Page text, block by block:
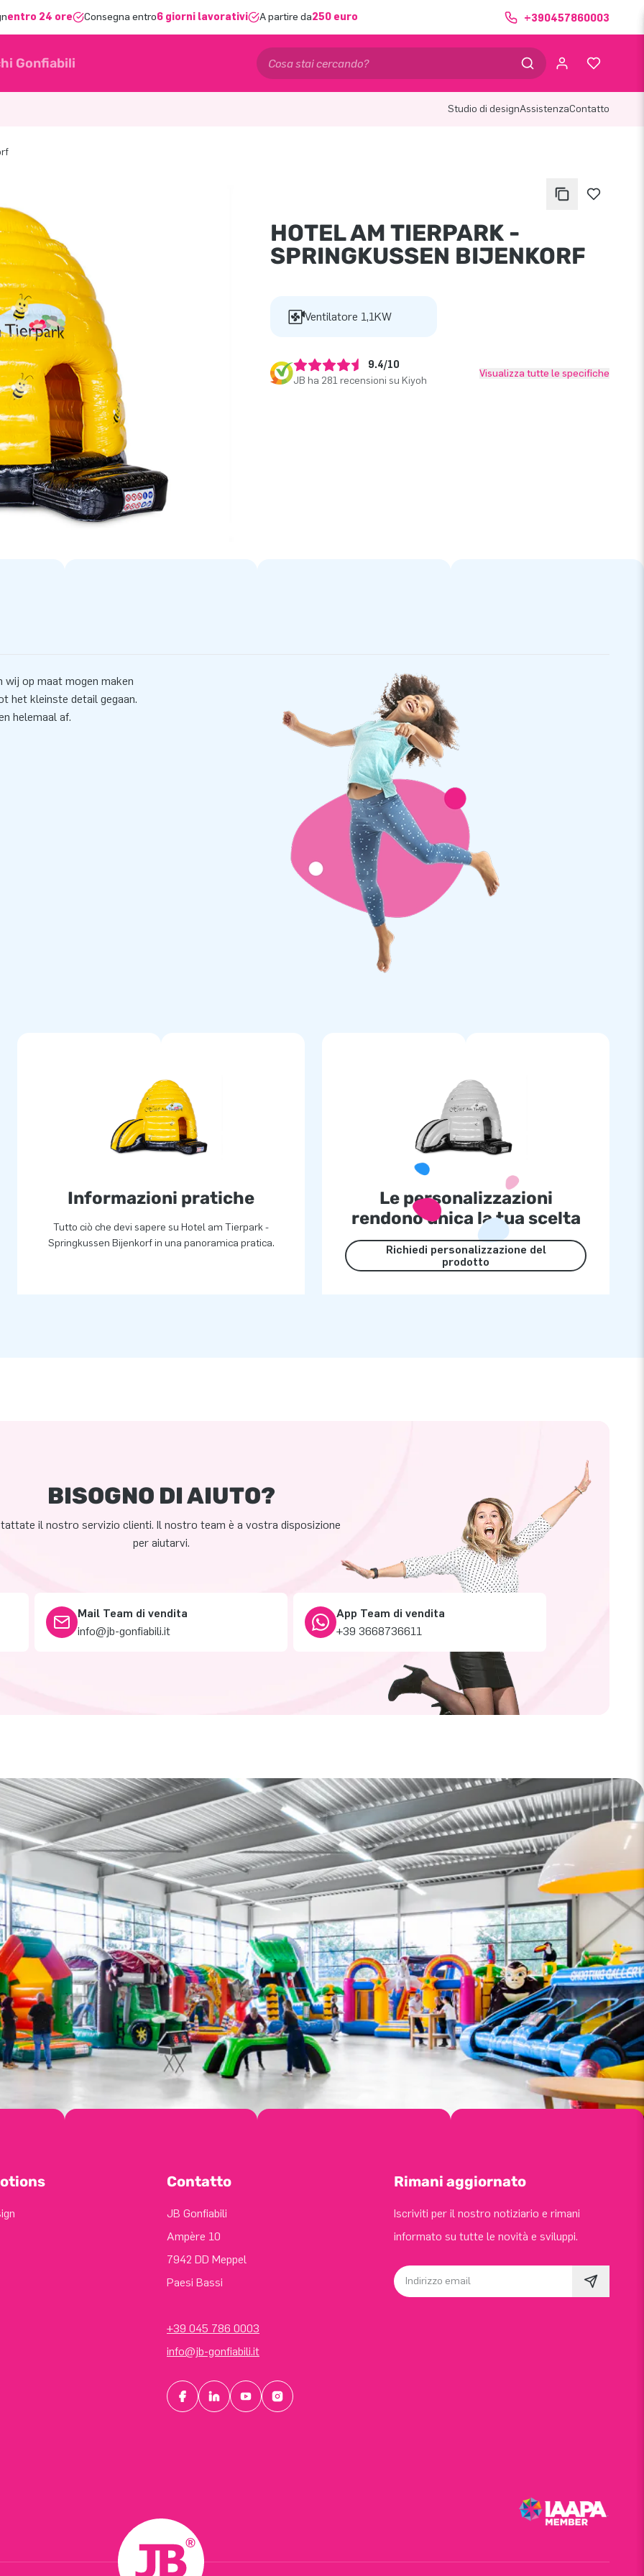
entro 24 ore Consegna entro6 giorni lavorativi A partire da250 euro +390457860003
Gonfiabili
Studio di designAssistenzaContatto
HOTEL AM TIERPARK -
SPRINGKUSSEN BIJENKORF
Ventilatore 1,1KW
9.4/10
JB ha 281 recensioni su Kiyoh
Visualizza tutte le specifiche
wij op maat mogen maken
het kleinste detail gegaan.
helemaal af.
Informazioni pratiche
Tutto ciò che devi sapere su Hotel am Tierpark -
Springkussen Bijenkorf in una panoramica pratica.
Le personalizzazioni
rendono unica la tua scelta
Richiedi personalizzazione del
prodotto
BISOGNO DI AIUTO?
il nostro servizio clienti. Il nostro team è a vostra disposizione
per aiutarvi.
Mail Team di vendita
info@jb-gonfiabili.it
App Team di vendita
+39 3668736611
Contatto
JB Gonfiabili
Ampère 10
7942 DD Meppel
Paesi Bassi
+39 045 786 0003
info@jb-gonfiabili.it
Rimani aggiornato
Iscriviti per il nostro notiziario e rimani
informato su tutte le novità e sviluppi.
Indirizzo email